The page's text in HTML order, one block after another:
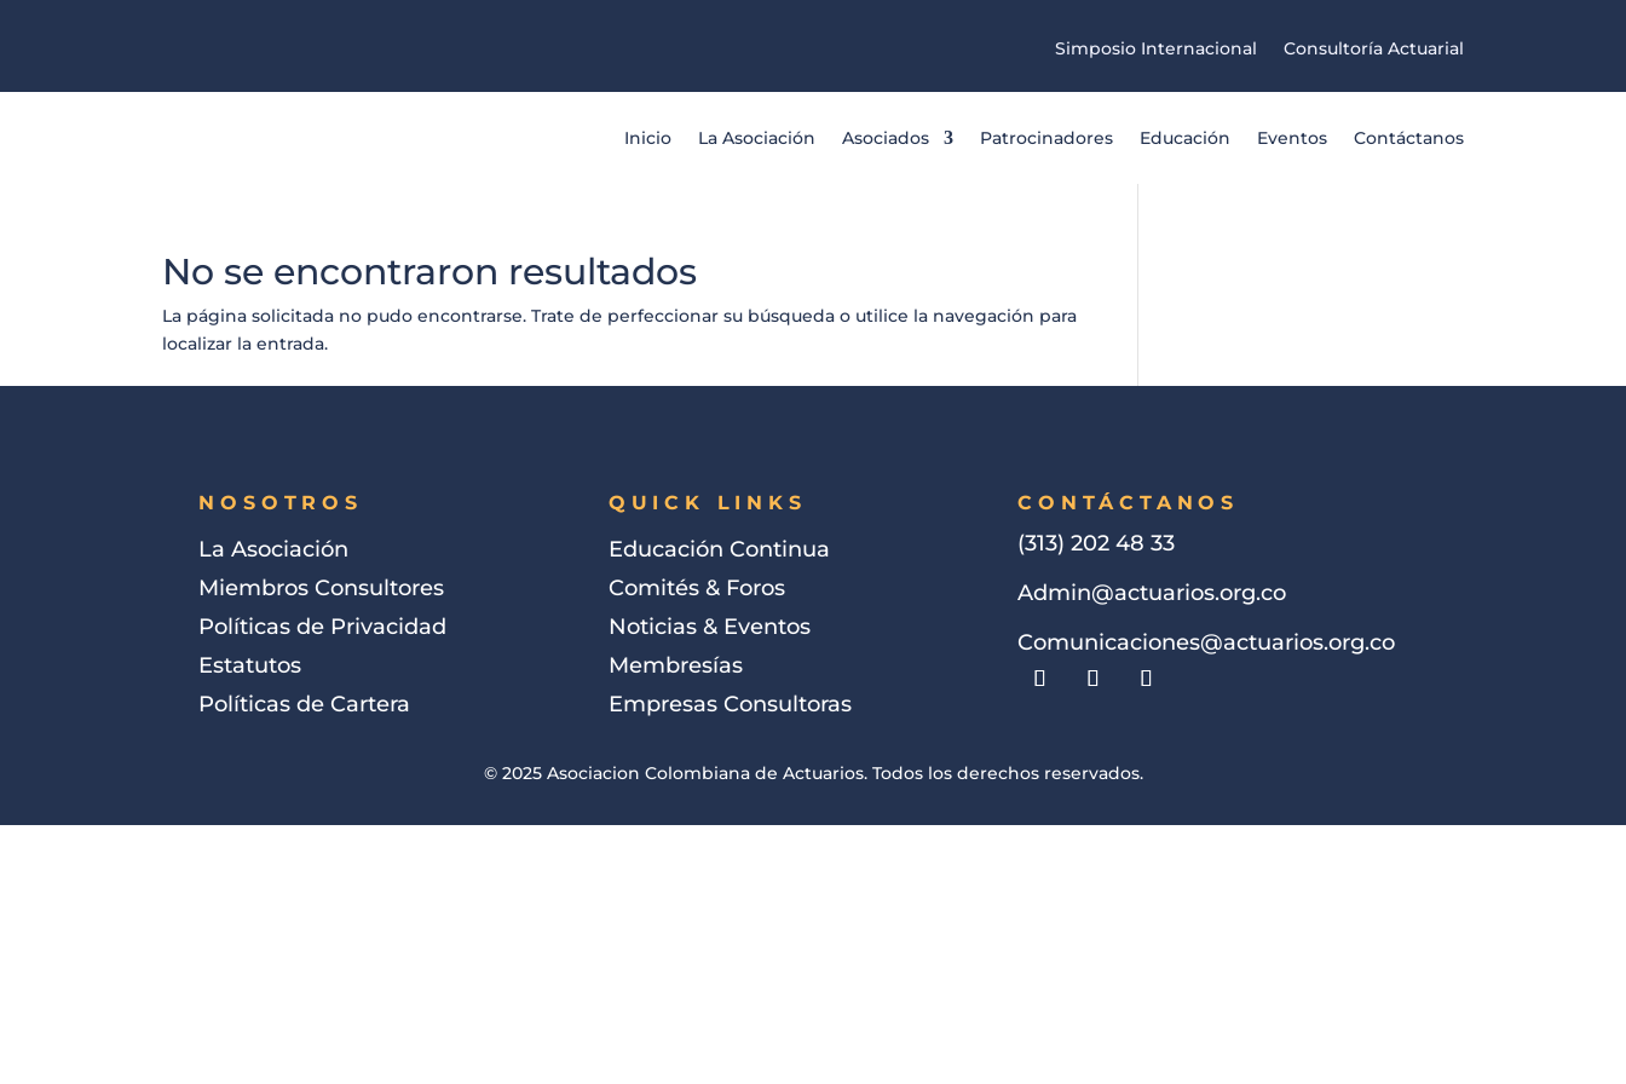
Simposio Internacional Consultoría Actuarial
Inicio La Asociación Asociados Patrocinadores Educación Eventos Contáctanos
No se encontraron resultados
La página solicitada no pudo encontrarse. Trate de perfeccionar su búsqueda o utilice la navegación para
localizar la entrada.
NOSOTROS
La Asociación
Miembros Consultores
Políticas de Privacidad
Estatutos
Políticas de Cartera
QUICK LINKS
Educación Continua
Comités & Foros
Noticias & Eventos
Membresías
Empresas Consultoras
CONTÁCTANOS
(313) 202 48 33
Admin@actuarios.org.co
Comunicaciones@actuarios.org.co
© 2025 Asociacion Colombiana de Actuarios. Todos los derechos reservados.